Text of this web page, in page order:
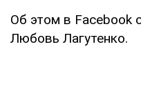
Об этом в Facebook
Любовь Лагутенко.